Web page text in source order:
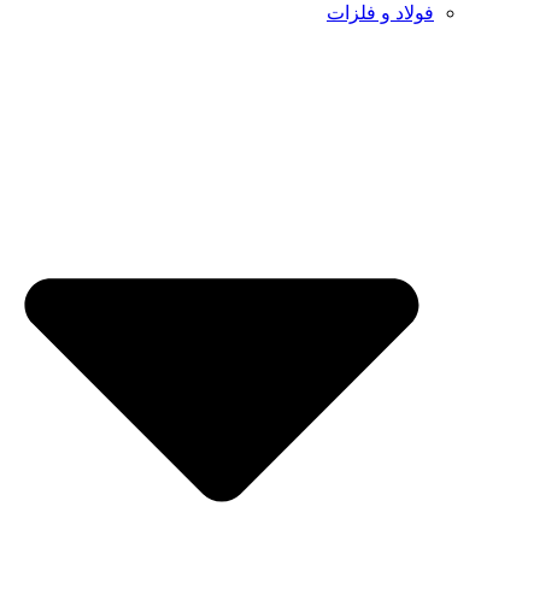
فولاد و فلزات